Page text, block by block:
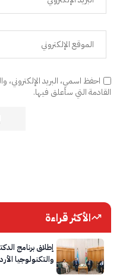
احفظ اسمي، البريد الإلكتروني،
القادمة التي سأعلق فيها.
الأكثر قراءة
إطلاق برنامج
والتكنولوجيا